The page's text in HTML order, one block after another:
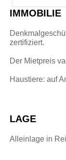
IMMOBILIE
zertifiziert.
Der Mietpreis
Haustiere: auf
LAGE
Alleinlage in